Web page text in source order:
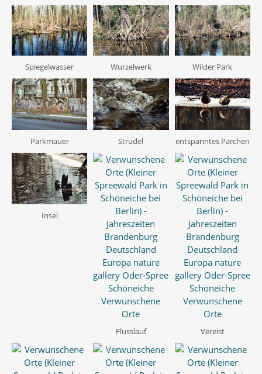
Spiegelwasser Wurzelwerk Wilder Park
Parkmauer Strudel entspanntes Pärchen
Insel
Flusslauf Vereist